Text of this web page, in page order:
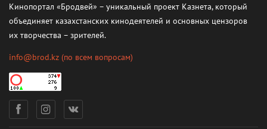
Кинопортал «Бродвей» – уникальный проект Казнета, который
объединяет казахстанских кинодеятелей и основных цензоров
их творчества – зрителей.
info@brod.kz (по всем вопросам)